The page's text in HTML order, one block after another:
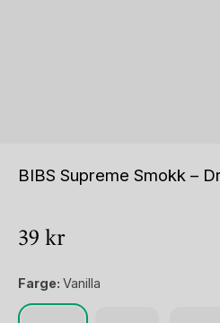
BIBS Supreme Smokk –
39 kr
Farge: Vanilla